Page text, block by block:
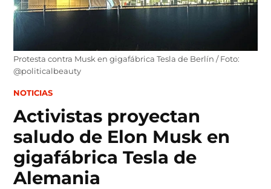
Protesta contra Musk en gigafábrica Tesla de Berlín / Foto:
@politicalbeauty
POSTED
NOTICIAS
Activistas proyectan
saludo de Elon Musk en
gigafábrica Tesla de
Alemania